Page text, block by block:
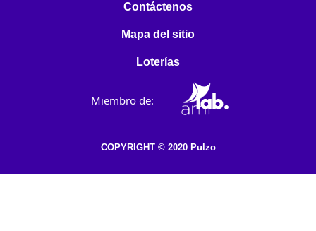
Contáctenos
Mapa del sitio
Loterías
Miembro de:
COPYRIGHT © 2020 Pulzo